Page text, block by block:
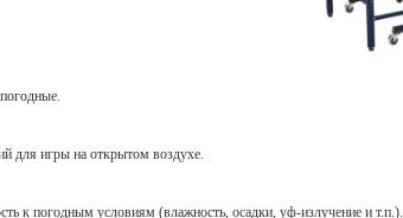
для игры на открытом воздухе.
к погодным условиям (влажность, осадки, уф-излучение и т.п.).